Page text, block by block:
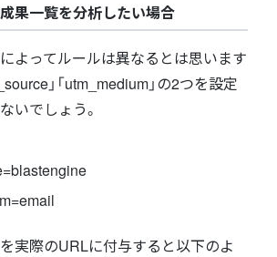
果一覧を分析したい場合
よってルールは異なるとは思います
」「utm_medium」の2つを設定
いでしょう。
実際のURLに付与すると以下のよ